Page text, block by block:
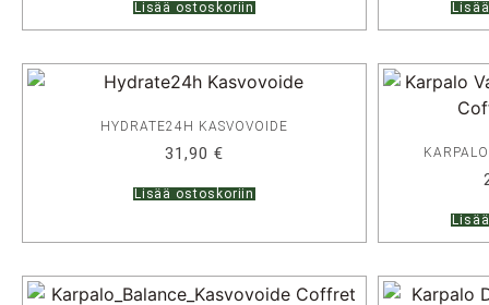
Lisää ostoskoriin
HYDRATE24H KASVOVOIDE
31,90 €
Lisää ostoskoriin